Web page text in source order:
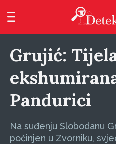
Grujić:
Pandurici
Na suđenju Slobodanu
počinjen u Zvorniku,